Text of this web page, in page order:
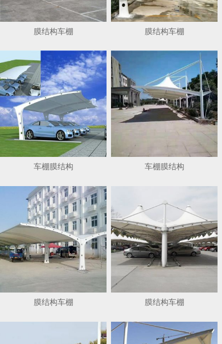
膜结构车棚 膜结构车棚
车棚膜结构 车棚膜结构
膜结构车棚 膜结构车棚